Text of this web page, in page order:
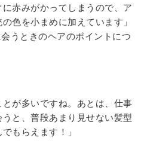
赤みがかってしまうので、ア
色を小まめに加えています」
うときのヘアのポイントにつ
とが多いですね。あとは、仕事
と、普段あまり見せない髪型
もらえます！」